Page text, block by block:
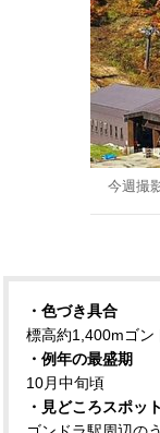
今週撮
・色づき具合
標高約1,400mゴン
・例年の最盛期
10月中旬頃
・見どころスポット